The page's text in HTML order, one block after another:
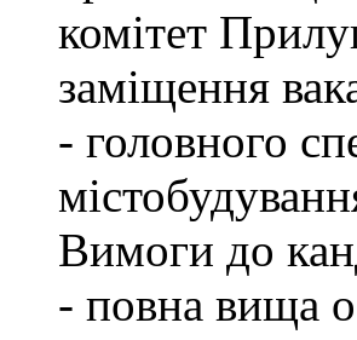
комітет
заміщення
- головного
Вимоги до
- повна вища